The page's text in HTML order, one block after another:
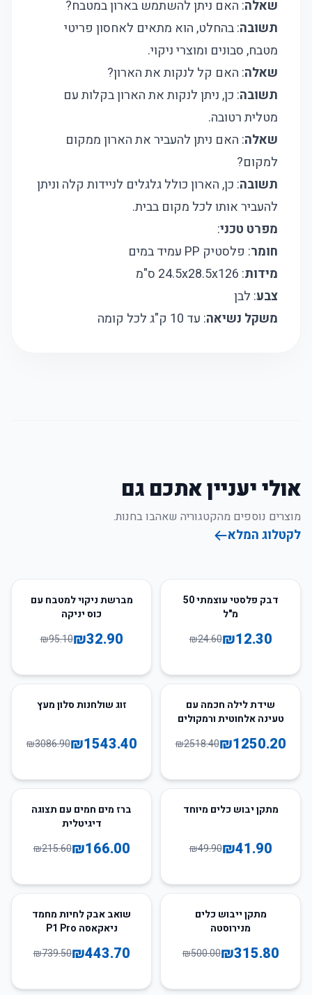
שאלה: האם ניתן להשתמש בארון במטבח?
תשובה: בהחלט, הוא מתאים לאחסון פריטי
מטבח, סבונים ומוצרי ניקוי.
שאלה: האם קל לנקות את הארון?
תשובה: כן, ניתן לנקות את הארון בקלות עם
מטלית רטובה.
שאלה: האם ניתן להעביר את הארון ממקום
למקום?
תשובה: כן, הארון כולל גלגלים לניידות קלה וניתן
להעביר אותו לכל מקום בבית.
מפרט טכני:
חומר: פלסטיק PP עמיד במים
מידות: 24.5x28.5x126 ס"מ
צבע: לבן
משקל נשיאה: עד 10 ק"ג לכל קומה
אולי יעניין אתכם גם
מוצרים נוספים מהקטגוריה שאהבו בחנות.
לקטלוג המלא
50
דבק פלסטי עוצמתי 50
מ"ל
₪12.30
₪24.60
65
מברשת ניקוי למטבח עם
כוס יניקה
₪32.90
₪95.10
50שידת לילה חכמה עם
טעינה אלחוטית ורמקולים
₪1250.20
₪2518.40
50זוג שולחנות סלון מעץ
₪1543.40
₪3086.90
16
מתקן יבוש כלים מיוחד
₪41.90
₪49.90
23
ברז מים חמים עם תצוגה
דיגיטלית
₪166.00
₪215.60
מתקן ייבוש כלים
מנירוסטה
₪315.80
₪500.00
40
שואב אבק לחיות מחמד
ניאקאסה P1 Pro
₪443.70
₪739.50